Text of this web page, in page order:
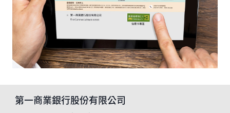
第一商業銀行股份有限公司